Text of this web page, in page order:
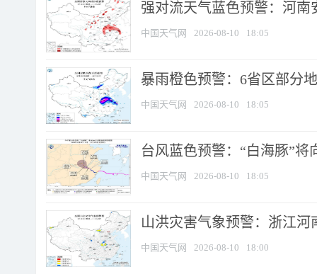
强对流天气蓝色预警：河南
中国天气网 2026-08-10 18:05
暴雨橙色预警：6省区部分
中国天气网 2026-08-10 18:05
台风蓝色预警：“白海豚”
中国天气网 2026-08-10 18:05
山洪灾害气象预警：浙江
中国天气网 2026-08-10 18:00